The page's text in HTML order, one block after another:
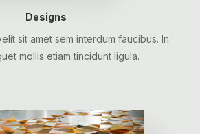
Designs
sit amet sem interdum faucibus. In
mollis etiam tincidunt ligula.